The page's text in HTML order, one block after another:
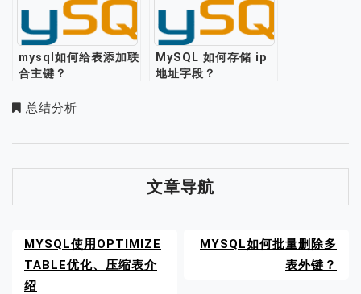
mysql如何给表添加联
合主键？
MySQL 如何存储 ip
地址字段？
总结分析
文章导航
MYSQL使用OPTIMIZE
TABLE优化、压缩表介
绍
MYSQL如何批量删除多
表外键？